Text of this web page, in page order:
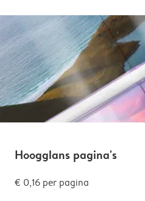
Hoogglans pagina's
€ 0,16 per pagina